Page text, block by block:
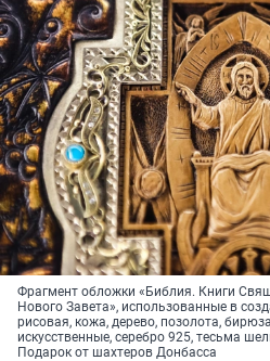
Фрагмент обложки «Библия. Книги
Нового Завета», использованные в
рисовая, кожа, дерево, позолота,
искусственные, серебро 925, тесьма
Подарок от шахтеров Донбасса